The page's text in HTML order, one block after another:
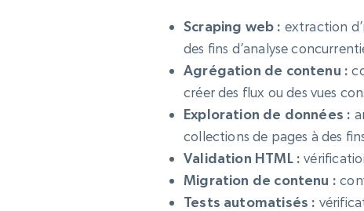
Scraping web : extraction
des fins d’analyse
Agrégation de contenu :
créer des flux ou des vues
Exploration de données :
collections de pages à des
Validation HTML :
Migration de contenu :
Tests automatisés :